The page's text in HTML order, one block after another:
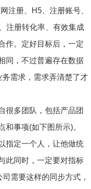
注册、H5、注册账号、
注册转化率、有效集成
作。定好目标后，一定
同，不过普遍存在数据
需求，需求弄清楚了才
很多团队，包括产品团
事项(如下图所示)。
指定一个人，让他做统
此同时，一定要对指标
需要这样的同步方式，